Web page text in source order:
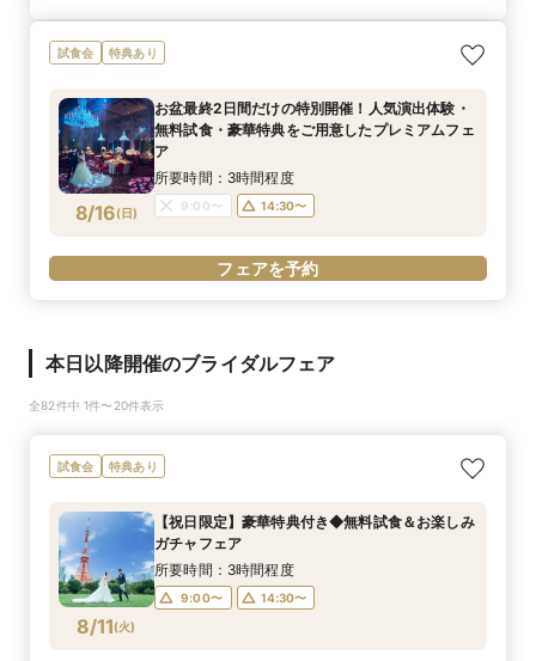
試食会 特典あり
8/16(日)
お盆最終2日間だけの特別開催！人気演出体験・
無料試食・豪華特典をご用意したプレミアムフェ
ア
所要時間：3時間程度
9:00〜 14:30〜
フェアを予約
本日以降開催のブライダルフェア
全82件中 1件〜20件表示
試食会 特典あり
8/11(火)
【祝日限定】豪華特典付き◆無料試食＆お楽しみ
ガチャフェア
所要時間：3時間程度
9:00〜 14:30〜